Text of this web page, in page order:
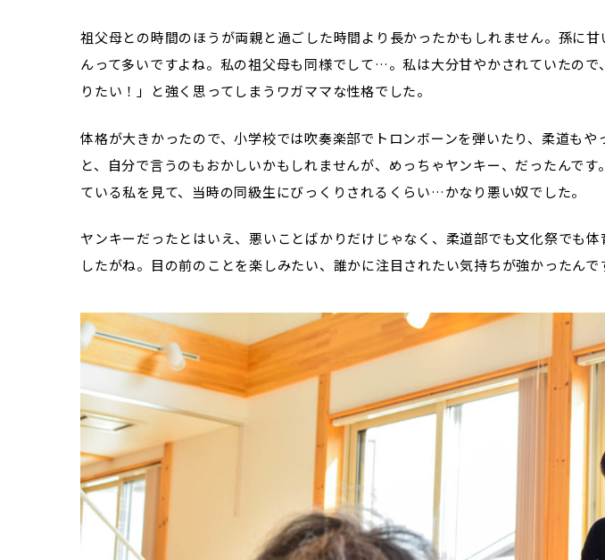
祖父母との時間のほうが両親と過ごした時間より長かったかもしれません。孫に
んって多いですよね。私の祖父母も同様でして…。私は大分甘やかされていたので
りたい！」と強く思ってしまうワガママな性格でした。
体格が大きかったので、小学校では吹奏楽部でトロンボーンを弾いたり、柔道もや
と、自分で言うのもおかしいかもしれませんが、めっちゃヤンキー、だったんで
ている私を見て、当時の同級生にびっくりされるくらい…かなり悪い奴でした。
ヤンキーだったとはいえ、悪いことばかりだけじゃなく、柔道部でも文化祭でも
したがね。目の前のことを楽しみたい、誰かに注目されたい気持ちが強かったんで